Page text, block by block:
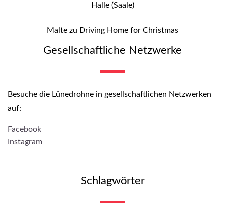
Halle (Saale)
Malte zu Driving Home for Christmas
Gesellschaftliche Netzwerke
Besuche die Lünedrohne in gesellschaftlichen Netzwerken
auf:
Facebook
Instagram
Schlagwörter